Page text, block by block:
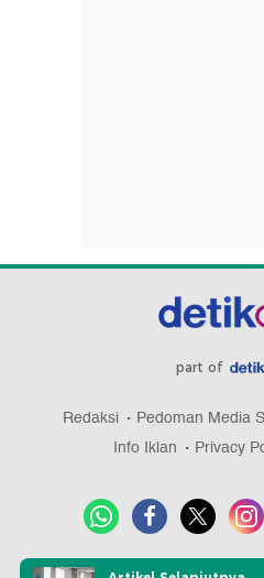
part of
Redaksi Pedoman Media
Info Iklan
Privacy
Download